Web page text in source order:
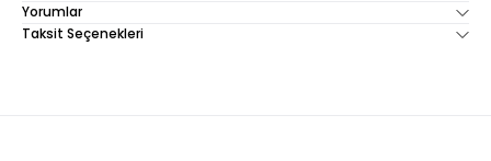
Yorumlar
Taksit Seçenekleri